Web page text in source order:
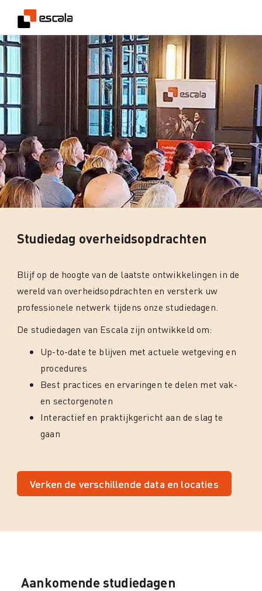
Studiedag overheidsopdrachten
Blijf op de hoogte van de laatste ontwikkelingen in de
wereld van overheidsopdrachten en versterk uw
professionele netwerk tijdens onze studiedagen.
De studiedagen van Escala zijn ontwikkeld om:
Up-to-date te blijven met actuele wetgeving en
procedures
Best practices en ervaringen te delen met vak-
en sectorgenoten
Interactief en praktijkgericht aan de slag te
gaan
Verken de verschillende data en locaties
Aankomende studiedagen